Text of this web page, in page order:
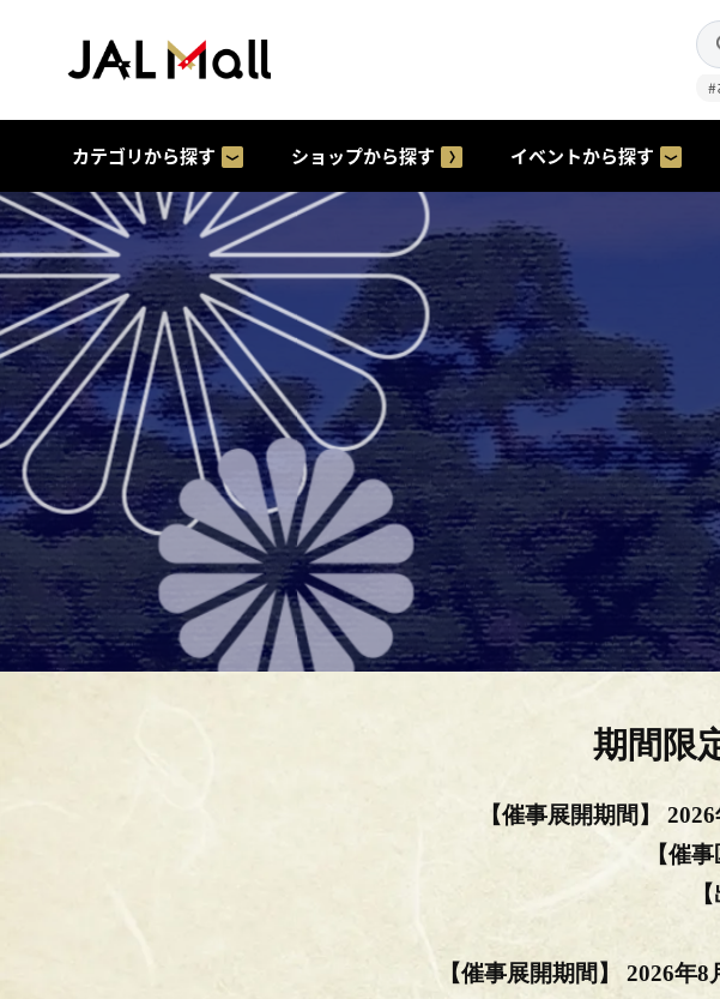
#
カテゴリから探す ショップから探す イベントから探す
期間限
【催事展開期間】 2026
【催事
【催事展開期間】 2026年8